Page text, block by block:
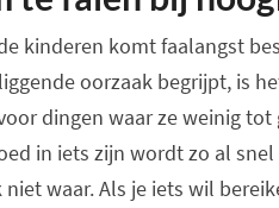
kinderen komt faalangst
oorzaak begrijpt, is
dingen waar ze weinig
in iets zijn wordt zo al
waar. Als je iets wil